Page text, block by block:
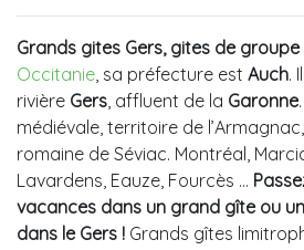
Grands gites Gers, gites de groupe
Occitanie , sa préfecture est Auch.
rivière Gers , affluent de la Garonne
médiévale, territoire de
romaine de Séviac. Montréal,
Lavardens, Eauze, Fourcès …
vacances dans un grand gîte ou
dans le Gers ! Grands gîtes